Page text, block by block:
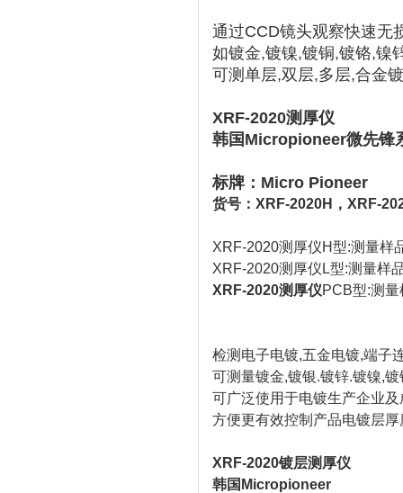
通过CCD镜头观察快速无
如镀金,镀镍,镀铜,镀铬,镍
可测单层,双层,多层,合金
XRF-2020测厚仪
韩国Micropioneer微先锋
标牌：Micro Pioneer
货号：XRF-2020H，XRF-
XRF-2020测厚仪H型:测量样
XRF-2020测厚仪L型:测量样
XRF-2020测厚仪PCB型:测
检测电子电镀,五金电镀,端子
可测量镀金,镀银.镀锌.镀镍,
可广泛使用于电镀生产企业
方便更有效控制产品电镀层
XRF-2020镀层测厚仪
韩国Micropioneer